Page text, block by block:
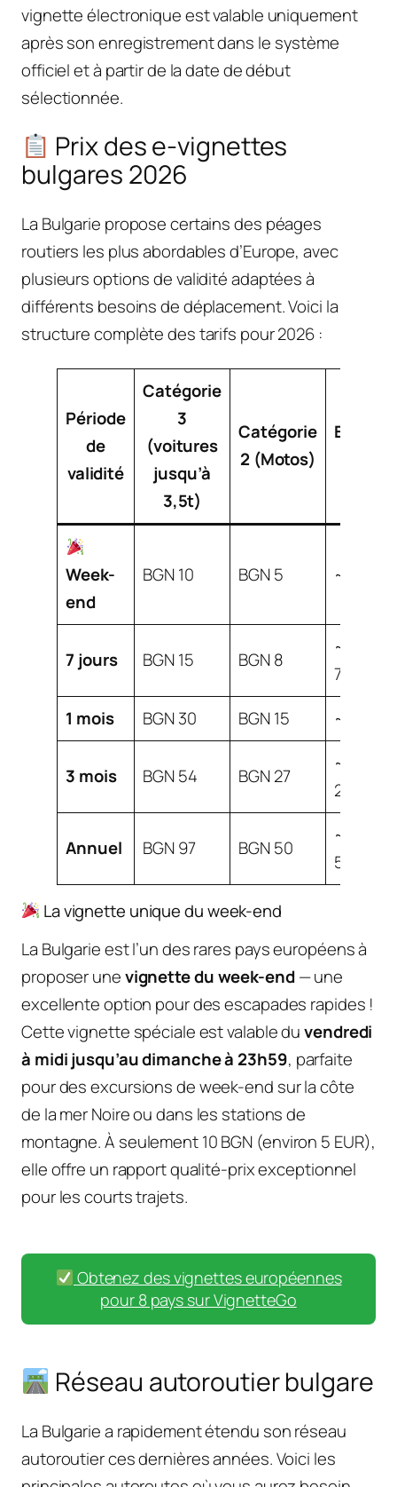
vignette électronique est valable uniquement
après son enregistrement dans le système
officiel et à partir de la date de début
sélectionnée.
Prix des e-vignettes
bulgares 2026
La Bulgarie propose certains des péages
routiers les plus abordables d’Europe, avec
plusieurs options de validité adaptées à
différents besoins de déplacement. Voici la
structure complète des tarifs pour 2026 :
Période
de
validité
Catégorie
3
(voitures
jusqu’à
3,5t)
Catégorie
2 (Motos)
Environ
Week-
end
BGN 10 BGN 5 ~EUR 5
7 jours BGN 15 BGN 8
~EUR
7,50
1 mois
BGN 30 BGN 15 ~EUR 15
3 mois BGN 54 BGN 27
~EUR
27
Annuel BGN 97 BGN 50
~EUR
50
La vignette unique du week-end
La Bulgarie est l’un des rares pays européens à
proposer unevignette du week-end— une
excellente option pour des escapades rapides !
Cette vignette spéciale est valable duvendredi
à midi jusqu’au dimanche à 23h59, parfaite
pour des excursions de week-end sur la côte
de la mer Noire ou dans les stations de
montagne. À seulement 10 BGN (environ 5 EUR),
elle offre un rapport qualité-prix exceptionnel
pour les courts trajets.
Obtenez des vignettes européennes
pour 8 pays sur VignetteGo
Réseau autoroutier bulgare
La Bulgarie a rapidement étendu son réseau
autoroutier ces dernières années. Voici les